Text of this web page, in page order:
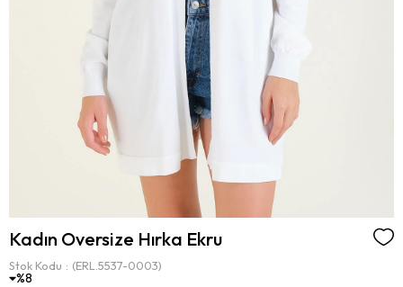
Kadın Oversize Hırka Ekru
Stok Kodu (ERL.5537-0003)
8